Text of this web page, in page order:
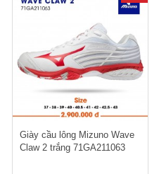
Giày cầu lông Mizuno Wave
Claw 2 trắng 71GA211063